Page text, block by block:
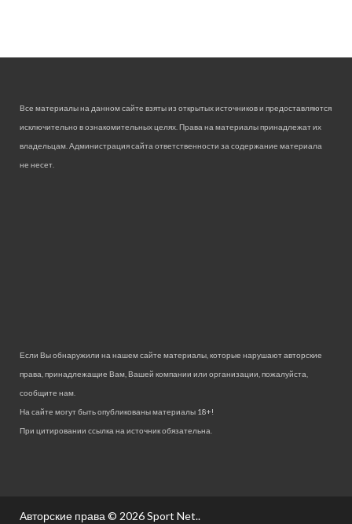
Все материалы на данном сайте взяты из открытых источников и предоставляются
исключительно в ознакомительных целях. Права на материалы принадлежат их
владельцам. Администрация сайта ответственности за содержание материала
не несет.
Если Вы обнаружили на нашем сайте материалы, которые нарушают авторские
права, принадлежащие Вам, Вашей компании или организации, пожалуйста,
сообщите нам.
На сайте могут быть опубликованы материалы 18+!
При цитировании ссылка на источник обязательна.
Авторские права © 2026Sport Net..